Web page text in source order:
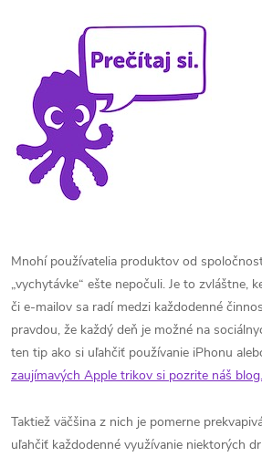
Mnohí používatelia produktov od
„vychytávke“ ešte nepočuli. Je to zvláštne,
či e-mailov sa radí medzi každodenné
pravdou, že každý deň je možné na
ten tip ako si uľahčiť používanie iPhonu
zaujímavých Apple trikov si pozrite náš blog.
Taktiež väčšina z nich je pomerne
uľahčiť každodenné využívanie niektorých